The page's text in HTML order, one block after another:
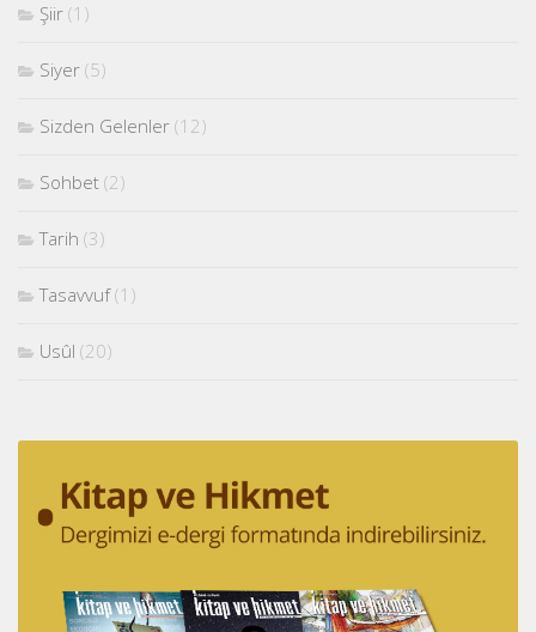
Şiir (1)
Siyer (5)
Sizden Gelenler (12)
Sohbet (2)
Tarih (3)
Tasavvuf(1)
Usûl (20)